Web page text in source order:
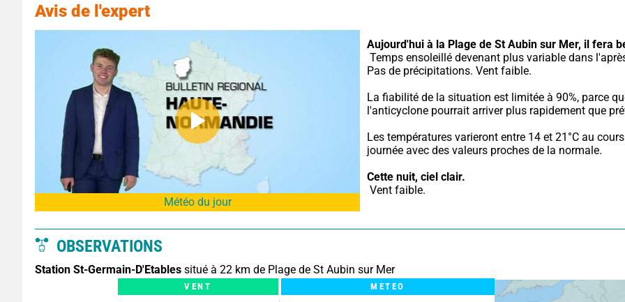
Avis de l'expert
Météo du jour
Aujourd'hui à la Plage de St Aubin sur Mer, il fera
Pas de précipitations. Vent faible.
La fiabilité de la situation est limitée à 90%, parce
l'anticyclone pourrait arriver plus rapidement que
Les températures varieront entre 14 et 21°C au
journée avec des valeurs proches de la normale.
Cette nuit, ciel clair.
Vent faible.
OBSERVATIONS
Station St-Germain-D'Etables situé à 22 km de Plage de St Aubin sur Mer
VENT METEO